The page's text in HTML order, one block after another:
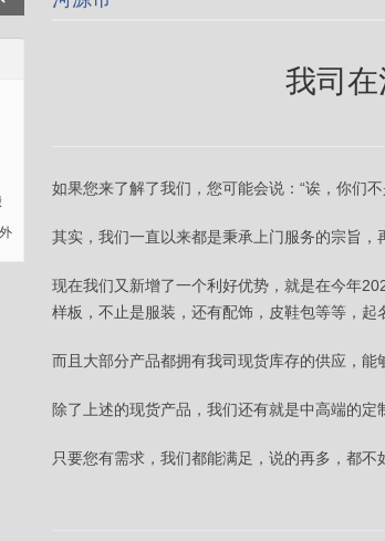
我司
如果您来了解了我们，您可能会说：“诶，你们
其实，我们一直以来都是秉承上门服务的宗旨，
现在我们又新增了一个利好优势，就是在今年
样板，不止是服装，还有配饰，皮鞋包等等，起
而且大部分产品都拥有我司现货库存的供应，能
除了上述的现货产品，我们还有就是中高端的
只要您有需求，我们都能满足，说的再多，都